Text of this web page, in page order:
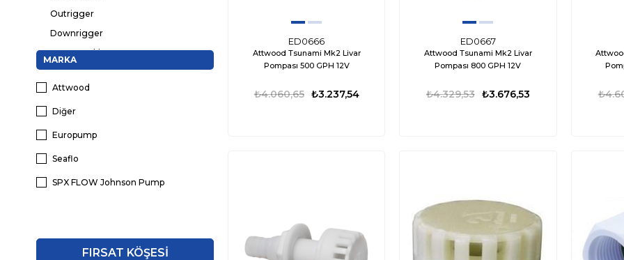
Outrigger
Downrigger
Kesme Tablası
Kurşun
MARKA
Attwood
Diğer
Europump
Seaflo
SPX FLOW Johnson Pump
FIRSAT KÖŞESİ
ED0666
Attwood Tsunami Mk2 Livar
Pompası 500 GPH 12V
₺3.237,54
₺4.060,65
ED0667
Attwood Tsunami Mk2 Livar
Pompası 800 GPH 12V
₺3.676,53
₺4.329,53